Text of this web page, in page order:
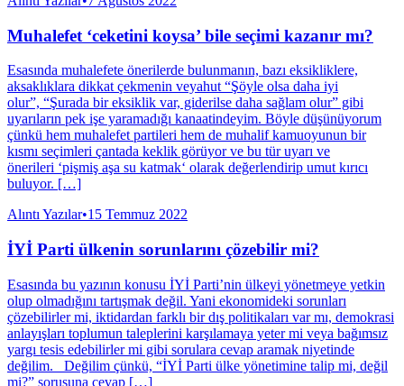
Muhalefet ‘ceketini koysa’ bile seçimi kazanır mı?
Esasında muhalefete önerilerde bulunmanın, bazı eksikliklere,
aksaklıklara dikkat çekmenin veyahut “Şöyle olsa daha iyi
olur”, “Şurada bir eksiklik var, giderilse daha sağlam olur” gibi
uyarıların pek işe yaramadığı kanaatindeyim. Böyle düşünüyorum
çünkü hem muhalefet partileri hem de muhalif kamuoyunun bir
kısmı seçimleri çantada keklik görüyor ve bu tür uyarı ve
önerileri ‘pişmiş aşa su katmak‘ olarak değerlendirip umut kırıcı
buluyor. […]
Alıntı Yazılar•15 Temmuz 2022
İYİ Parti ülkenin sorunlarını çözebilir mi?
Esasında bu yazının konusu İYİ Parti’nin ülkeyi yönetmeye yetkin
olup olmadığını tartışmak değil. Yani ekonomideki sorunları
çözebilirler mi, iktidardan farklı bir dış politikaları var mı, demokrasi
anlayışları toplumun taleplerini karşılamaya yeter mi veya bağımsız
yargı tesis edebilirler mi gibi sorulara cevap aramak niyetinde
değilim. Değilim çünkü, “İYİ Parti ülke yönetimine talip mi, değil
mi?” sorusuna cevap […]